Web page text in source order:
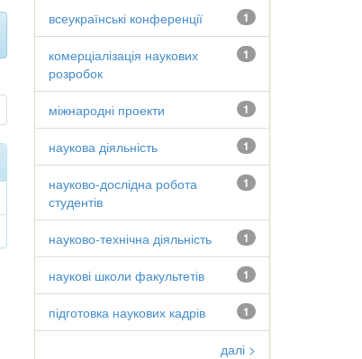
1
всеукраїнські конференції
1
комерціалізація наукових
розробок
1
міжнародні проекти
1
наукова діяльність
1
науково-дослідна робота
студентів
1
науково-технічна діяльність
1
наукові школи факультетів
1
підготовка наукових кадрів
далі >